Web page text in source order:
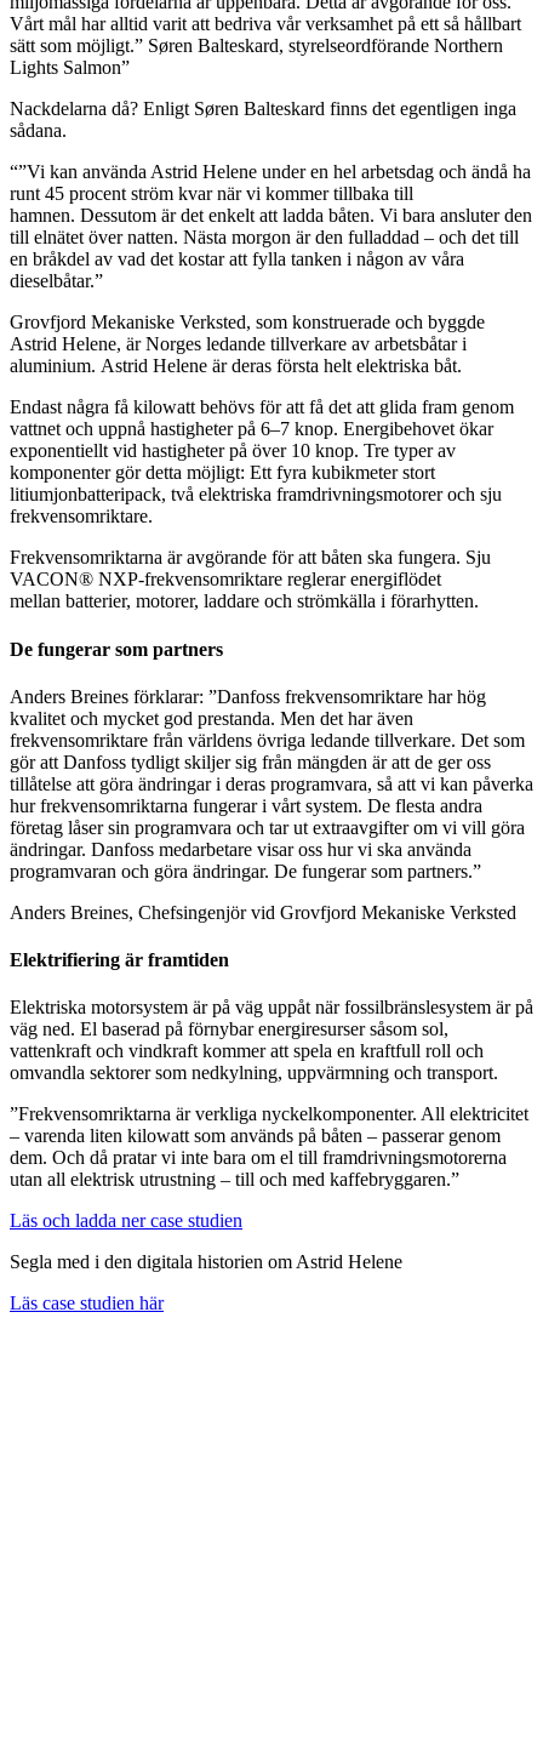
Vårt mål har alltid varit att bedriva vår verksamhet på ett så hållbart
sätt som möjligt.” Søren Balteskard, styrelseordförande Northern
Lights Salmon”
Nackdelarna då? Enligt Søren Balteskard finns det egentligen inga
sådana.
“”Vi kan använda Astrid Helene under en hel arbetsdag och ändå ha
runt 45 procent ström kvar när vi kommer tillbaka till
hamnen. Dessutom är det enkelt att ladda båten. Vi bara ansluter den
till elnätet över natten. Nästa morgon är den fulladdad – och det till
en bråkdel av vad det kostar att fylla tanken i någon av våra
dieselbåtar.”
Grovfjord Mekaniske Verksted, som konstruerade och byggde
Astrid Helene, är Norges ledande tillverkare av arbetsbåtar i
aluminium. Astrid Helene är deras första helt elektriska båt.
Endast några få kilowatt behövs för att få det att glida fram genom
vattnet och uppnå hastigheter på 6–7 knop. Energibehovet ökar
exponentiellt vid hastigheter på över 10 knop. Tre typer av
komponenter gör detta möjligt: Ett fyra kubikmeter stort
litiumjonbatteripack, två elektriska framdrivningsmotorer och sju
frekvensomriktare.
Frekvensomriktarna är avgörande för att båten ska fungera. Sju
VACON® NXP-frekvensomriktare reglerar energiflödet
mellan batterier, motorer, laddare och strömkälla i förarhytten.
De fungerar som partners
Anders Breines förklarar: ”Danfoss frekvensomriktare har hög
kvalitet och mycket god prestanda. Men det har även
frekvensomriktare från världens övriga ledande tillverkare. Det som
gör att Danfoss tydligt skiljer sig från mängden är att de ger oss
tillåtelse att göra ändringar i deras programvara, så att vi kan påverka
hur frekvensomriktarna fungerar i vårt system. De flesta andra
företag låser sin programvara och tar ut extraavgifter om vi vill göra
ändringar. Danfoss medarbetare visar oss hur vi ska använda
programvaran och göra ändringar. De fungerar som partners.”
Anders Breines, Chefsingenjör vid Grovfjord Mekaniske Verksted
Elektrifiering är framtiden
Elektriska motorsystem är på väg uppåt när fossilbränslesystem är på
väg ned. El baserad på förnybar energiresurser såsom sol,
vattenkraft och vindkraft kommer att spela en kraftfull roll och
omvandla sektorer som nedkylning, uppvärmning och transport.
”Frekvensomriktarna är verkliga nyckelkomponenter. All elektricitet
– varenda liten kilowatt som används på båten – passerar genom
dem. Och då pratar vi inte bara om el till framdrivningsmotorerna
utan all elektrisk utrustning – till och med kaffebryggaren.”
Läs och ladda ner case studien
Segla med i den digitala historien om Astrid Helene
Läs case studien här